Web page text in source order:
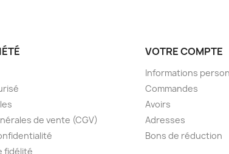
de vente (CGV)
fidélité
VOTRE COMPTE
Informations
Commandes
Avoirs
Adresses
Bons de réduction